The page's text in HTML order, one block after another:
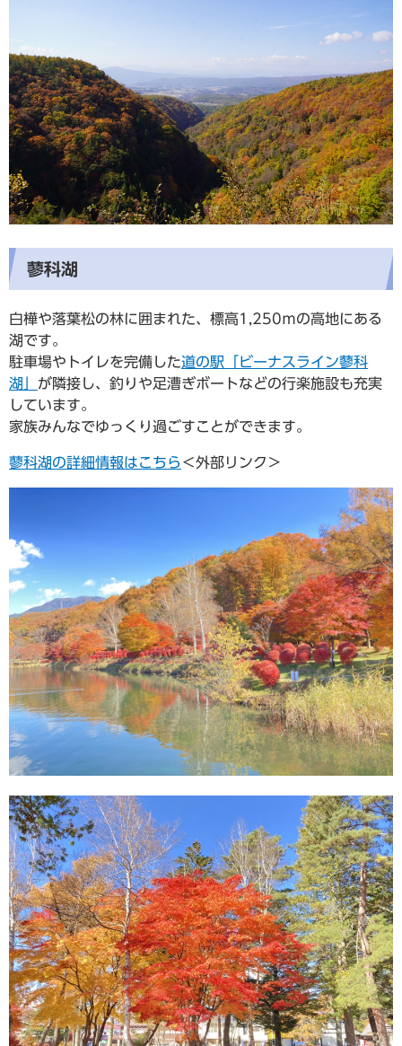
蓼科湖
白樺や落葉松の林に囲まれた、標高1,250ｍの高地にある
湖です。
駐車場やトイレを完備した道の駅「ビーナスライン蓼科
湖」 が隣接し、釣りや足漕ぎボートなどの行楽施設も充実
しています。
家族みんなでゆっくり過ごすことができます。
蓼科湖の詳細情報はこちら ＜外部リンク＞